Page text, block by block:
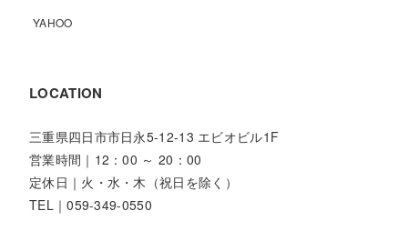
YAHOO
LOCATION
三重県四日市市日永5-12-13 エビオビル1F
営業時間｜12：00 ～ 20：00
定休日｜火・水・木（祝日を除く）
TEL｜059-349-0550